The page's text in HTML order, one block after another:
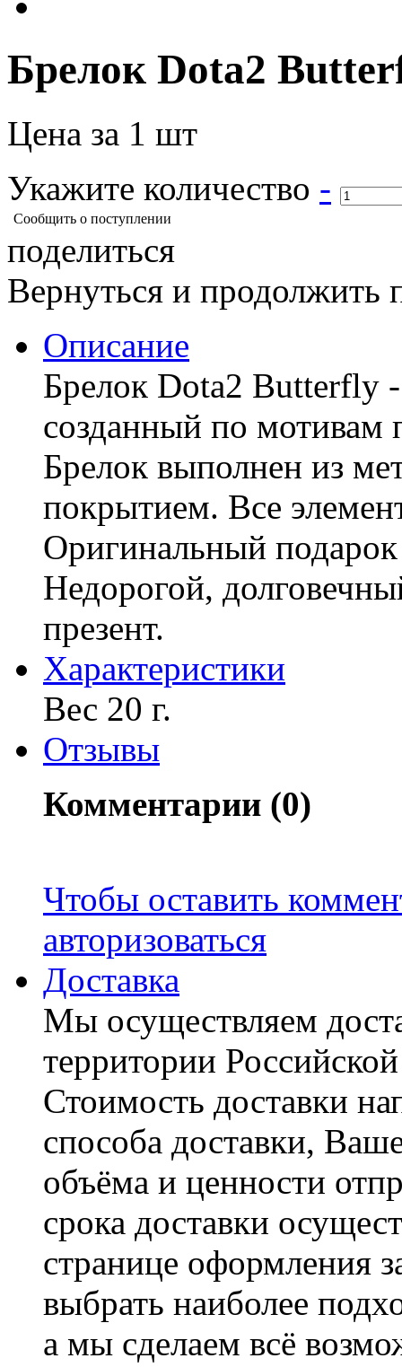
Брелок Dota2
Цена за 1 шт
Укажите количество -
Сообщить о поступлении
поделиться
Вернуться и продолжить
Описание
Брелок Dota2 Butterfly
созданный по мотивам
Брелок выполнен из
покрытием. Все
Оригинальный
Недорогой,
презент.
Характериcтики
Вес 20 г.
Отзывы
Комментарии (0)
Чтобы оставить
авторизоваться
Доставка
Мы осуществляем
территории
Стоимость доставки
способа доставки,
объёма и ценности
срока доставки
странице оформления
выбрать наиболее
а мы сделаем всё